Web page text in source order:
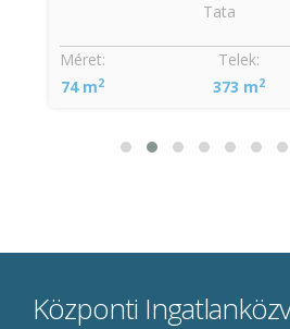
Tata
Méret:
74 m2
Telek:
373 m2
Központi